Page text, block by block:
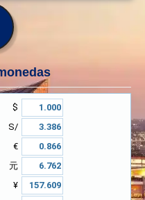
$
S/
€
元
¥